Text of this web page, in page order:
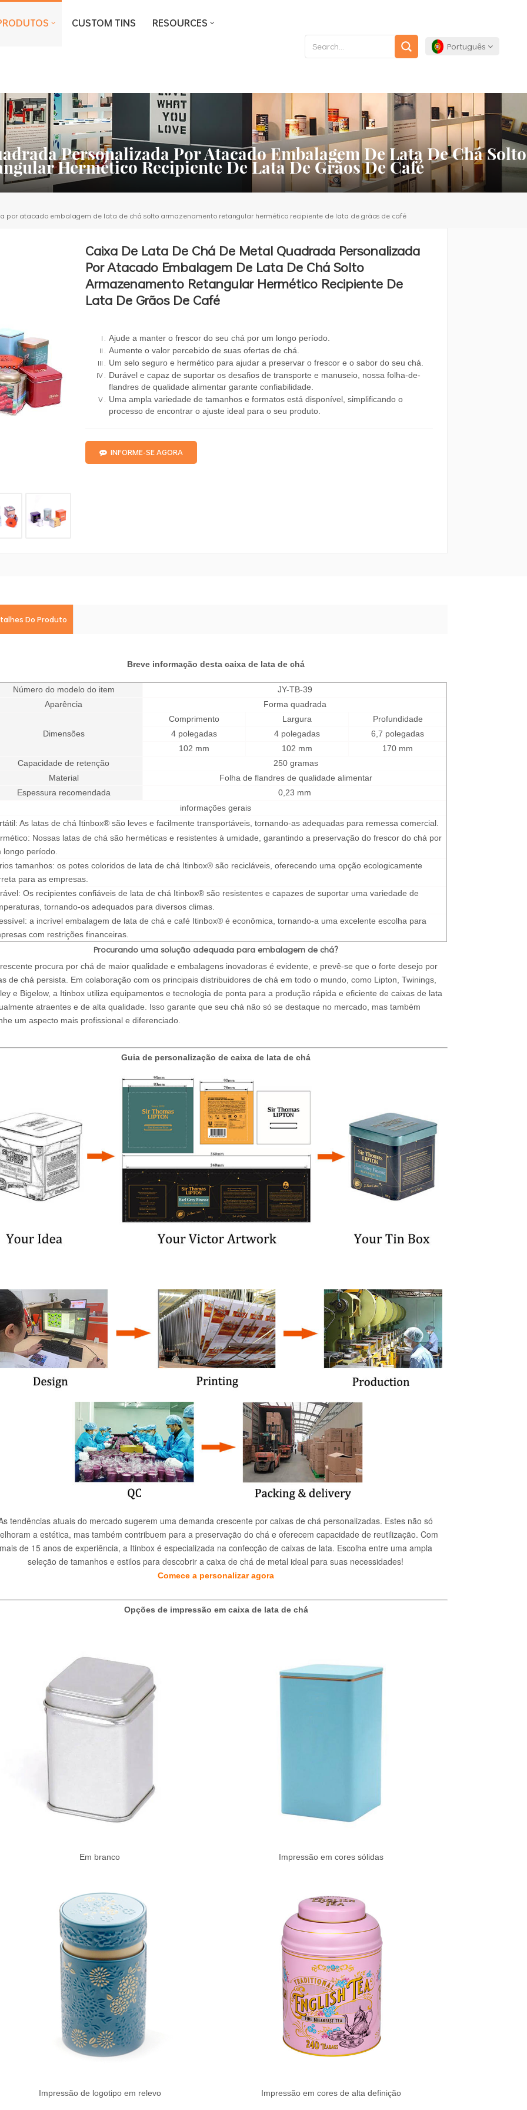
CUSTOM TINS RESOURCES
Português
Français
Deutsch
Español
Personalizada Por Atacado Embalagem De Lata De Chá Solto
Hermético Recipiente De Lata De Grãos De Café
atacado embalagem de lata de chá solto armazenamento retangular hermético recipiente de lata de grãos de café
Caixa De Lata De Chá De Metal Quadrada Personalizada
Por Atacado Embalagem De Lata De Chá Solto
Armazenamento Retangular Hermético Recipiente De
Lata De Grãos De Café
Ajude a manter o frescor do seu chá por um longo período.
Aumente o valor percebido de suas ofertas de chá.
Um selo seguro e hermético para ajudar a preservar o frescor e o sabor do seu chá.
Durável e capaz de suportar os desafios de transporte e manuseio, nossa folha-de-
flandres de qualidade alimentar garante confiabilidade.
Uma ampla variedade de tamanhos e formatos está disponível, simplificando o
processo de encontrar o ajuste ideal para o seu produto.
INFORME-SE AGORA
Do Produto
Breve informação desta caixa de lata de chá
Número do modelo do item
JY-TB-39
Aparência
Forma quadrada
Dimensões
Comprimento Largura
Profundidade
4 polegadas
4 polegadas
6,7 polegadas
102 mm
102 mm
170 mm
Capacidade de retenção
250 gramas
Material
Folha de flandres de qualidade alimentar
Espessura recomendada
0,23 mm
informações gerais
As latas de chá Itinbox® são leves e facilmente transportáveis, tornando-as adequadas para remessa comercial.
Nossas latas de chá são herméticas e resistentes à umidade, garantindo a preservação do frescor do chá por
longo período.
tamanhos: os potes coloridos de lata de chá Itinbox® são recicláveis, oferecendo uma opção ecologicamente
para as empresas.
Os recipientes confiáveis de lata de chá Itinbox® são resistentes e capazes de suportar uma variedade de
tornando-os adequados para diversos climas.
a incrível embalagem de lata de chá e café Itinbox® é econômica, tornando-a uma excelente escolha para
com restrições financeiras.
Procurando uma solução adequada para embalagem de chá?
procura por chá de maior qualidade e embalagens inovadoras é evidente, e prevê-se que o forte desejo por
de chá persista. Em colaboração com os principais distribuidores de chá em todo o mundo, como Lipton, Twinings,
e Bigelow, a Itinbox utiliza equipamentos e tecnologia de ponta para a produção rápida e eficiente de caixas de lata
atraentes e de alta qualidade. Isso garante que seu chá não só se destaque no mercado, mas também
um aspecto mais profissional e diferenciado.
Guia de personalização de caixa de lata de chá
tendências atuais do mercado sugerem uma demanda crescente por caixas de chá personalizadas. Estes não só
a estética, mas também contribuem para a preservação do chá e oferecem capacidade de reutilização. Com
mais de 15 anos de experiência, a Itinbox é especializada na confecção de caixas de lata. Escolha entre uma ampla
seleção de tamanhos e estilos para descobrir a caixa de chá de metal ideal para suas necessidades!
Comece a personalizar agora
Opções de impressão em caixa de lata de chá
Em branco Impressão em cores sólidas
Impressão de logotipo em relevo Impressão em cores de alta definição